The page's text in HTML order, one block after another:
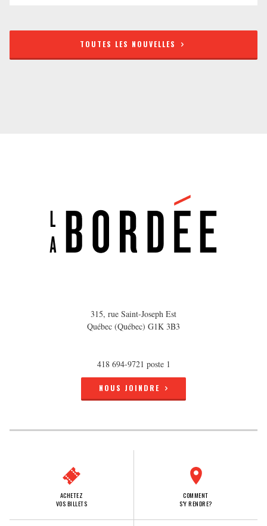
TOUTES LES NOUVELLES
315, rue Saint-Joseph Est
Québec (Québec) G1K 3B3
418 694-9721 poste 1
NOUS JOINDRE
ACHETEZ
VOS BILLETS
COMMENT
S'Y RENDRE?